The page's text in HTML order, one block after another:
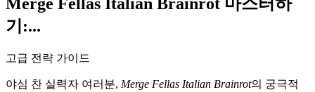
Merge Fellas Italian Brainrot 마스터하
기:...
고급 전략 가이드
야심 찬 실력자 여러분, Merge Fellas Italian Brainrot의 궁극적